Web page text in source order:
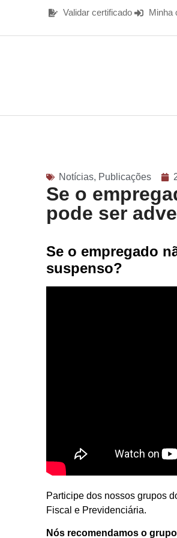
Validar certificado Minha
Notícias, Publicações
Se o
pode ser
Se o empregado
suspenso?
Participe dos nossos grupos
Fiscal e Previdenciária.
Nós recomendamos o